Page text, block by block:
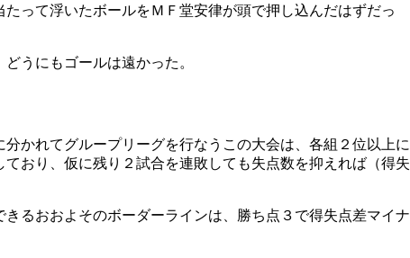
って浮いたボールをＭＦ堂安律が頭で押し込んだはずだっ
うにもゴールは遠かった。
かれてグループリーグを行なうこの大会は、各組２位以上に
おり、仮に残り２試合を連敗しても失点数を抑えれば（得失
るおおよそのボーダーラインは、勝ち点３で得失点差マイナ